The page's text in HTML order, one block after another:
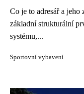
Co je to adresář a jeho
základní strukturální
systému,...
Sportovní vybavení